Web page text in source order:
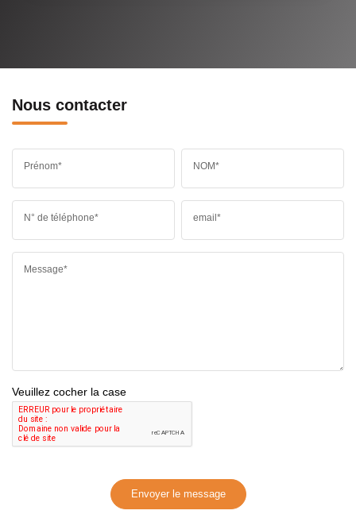
Nous contacter
Prénom* NOM*
N° de téléphone* email*
Message*
Veuillez cocher la case
Envoyer le message